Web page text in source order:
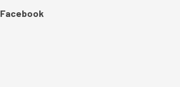
Sauter le bloc Facebook
Facebook